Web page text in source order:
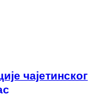
чајетинског